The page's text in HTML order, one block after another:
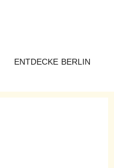
ENTDECKE BERLIN